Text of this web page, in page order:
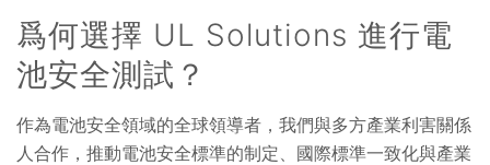
爲何選擇 UL Solutions 進行電
池安全測試？
作為電池安全領域的全球領導者，我們與多方產業利害關係
人合作，推動電池安全標準的制定、國際標準一致化與產業